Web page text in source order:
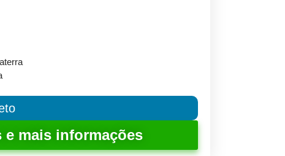
e mais informações